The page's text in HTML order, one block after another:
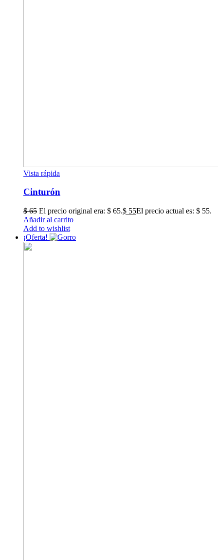
Vista rápida
Cinturón
$65 El precio original era: $ 65.$ 55El precio actual es: $ 55.
Añadir al carrito
Add to wishlist
¡Oferta!